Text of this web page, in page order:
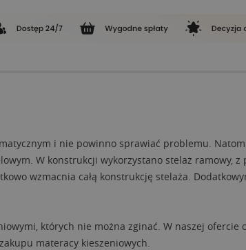
i nie powinno sprawiać problemu.
W konstrukcji wykorzystano stelaż ramowy,
wzmacnia całą konstrukcję stelaża.
których nie można zginać. W naszej ofercie
materacy kieszeniowych.